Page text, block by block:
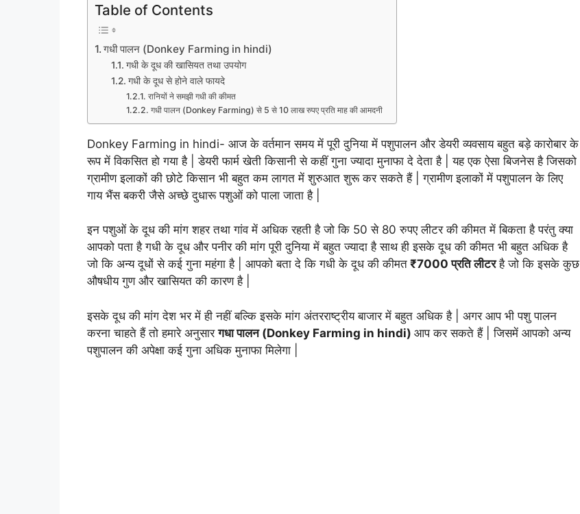
Table of Contents
गधी पालन (Donkey Farming in hindi)
गधी के दूध की खासियत तथा उपयोग
गधी के दूध से होने वाले फायदे
रानियों ने समझी गधी की कीमत
गधी पालन (Donkey Farming) से 5 से 10 लाख रुपए प्रति माह की आमदनी
Donkey Farming in hindi- आज के वर्तमान समय में पूरी दुनिया में पशुपालन और डेयरी व्यवसाय बहुत बड़े कारोबार के
रूप में विकसित हो गया है | डेयरी फार्म खेती किसानी से कहीं गुना ज्यादा मुनाफा दे देता है | यह एक ऐसा बिजनेस है जिसको
ग्रामीण इलाकों की छोटे किसान भी बहुत कम लागत में शुरुआत शुरू कर सकते हैं | ग्रामीण इलाकों में पशुपालन के लिए
गाय भैंस बकरी जैसे अच्छे दुधारू पशुओं को पाला जाता है |
इन पशुओं के दूध की मांग शहर तथा गांव में अधिक रहती है जो कि 50 से 80 रुपए लीटर की कीमत में बिकता है परंतु क्या
आपको पता है गधी के दूध और पनीर की मांग पूरी दुनिया में बहुत ज्यादा है साथ ही इसके दूध की कीमत भी बहुत अधिक है
जो कि अन्य दूधों से कई गुना महंगा है | आपको बता दे कि गधी के दूध की कीमत ₹7000 प्रति लीटरहै जो कि इसके कुछ
औषधीय गुण और खासियत की कारण है |
इसके दूध की मांग देश भर में ही नहीं बल्कि इसके मांग अंतरराष्ट्रीय बाजार में बहुत अधिक है | अगर आप भी पशु पालन
करना चाहते हैं तो हमारे अनुसारगधा पालन (Donkey Farming in hindi) आप कर सकते हैं | जिसमें आपको अन्य
पशुपालन की अपेक्षा कई गुना अधिक मुनाफा मिलेगा |